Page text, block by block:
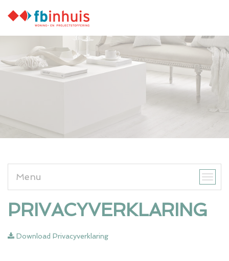
Menu
PRIVACYVERKLARING
Download Privacyverklaring